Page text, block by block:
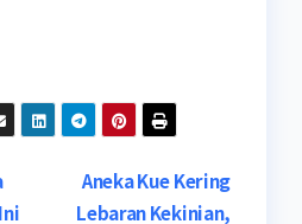
Aneka Kue Kering
Lebaran Kekinian,